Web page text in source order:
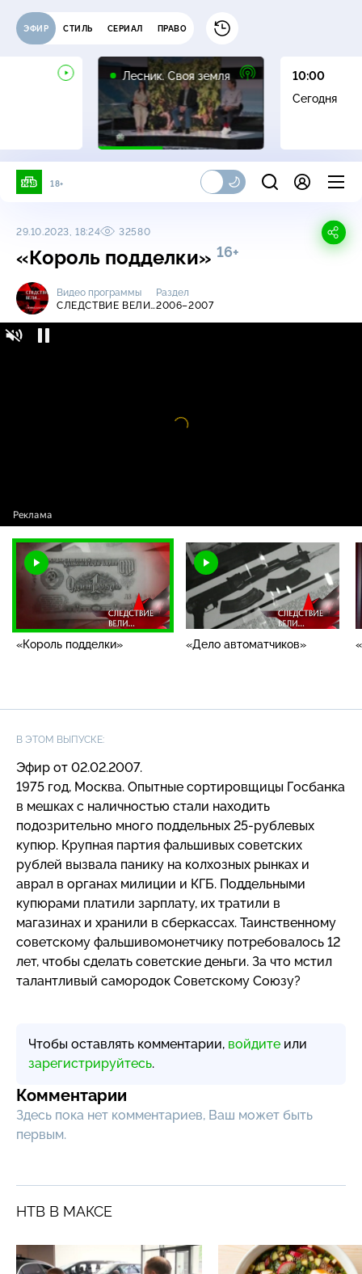
ЭФИР СТИЛЬ СЕРИАЛ ПРАВО
Лесник. Своя земля
16+
10:00
Сегодня
18+
29.10.2023, 18:24 32580
«Король подделки» 16+
Видео программы
СЛЕДСТВИЕ ВЕЛИ…
Раздел
2006–2007
Видео
«Король подделки» «Дело автоматчиков»
В ЭТОМ ВЫПУСКЕ:
Эфир от 02.02.2007.
1975 год, Москва. Опытные сортировщицы Госбанка
в мешках с наличностью стали находить
подозрительно много поддельных 25-рублевых
купюр. Крупная партия фальшивых советских
рублей вызвала панику на колхозных рынках и
аврал в органах милиции и КГБ. Поддельными
купюрами платили зарплату, их тратили в
магазинах и хранили в сберкассах. Таинственному
советскому фальшивомонетчику потребовалось 12
лет, чтобы сделать советские деньги. За что мстил
талантливый самородок Советскому Союзу?
Чтобы оставлять комментарии, войдите или
зарегистрируйтесь.
Комментарии
Здесь пока нет комментариев, Ваш может быть
первым.
НТВ В МАКСЕ